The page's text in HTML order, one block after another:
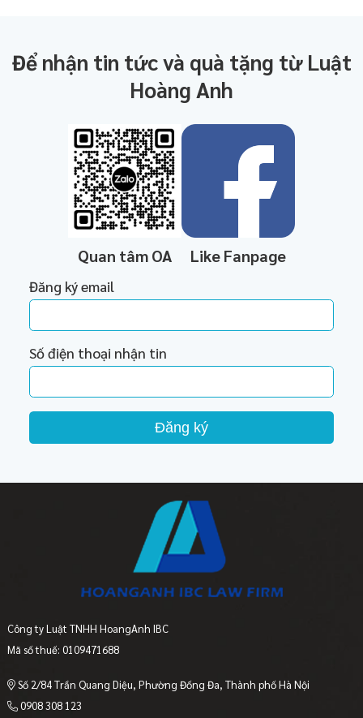
Để nhận tin tức và quà tặng từ Luật
Hoàng Anh
Quan tâm OA Like Fanpage
Đăng ký email
Số điện thoại nhận tin
Đăng ký
Công ty Luật TNHH HoangAnh IBC
Mã số thuế: 0109471688
Số 2/84 Trần Quang Diệu, Phường Đống Đa, Thành phố Hà Nội
0908 308 123